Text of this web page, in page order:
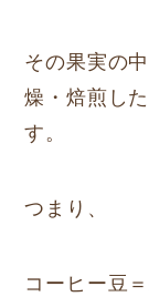
その果実の
燥・焙煎し
す。
つまり、
コーヒー豆